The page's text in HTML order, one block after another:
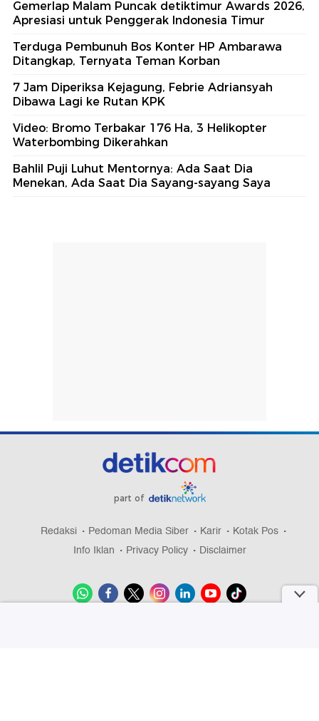
Gemerlap Malam Puncak detiktimur Awards 2026,
Apresiasi untuk Penggerak Indonesia Timur
Terduga Pembunuh Bos Konter HP Ambarawa
Ditangkap, Ternyata Teman Korban
7 Jam Diperiksa Kejagung, Febrie Adriansyah
Dibawa Lagi ke Rutan KPK
Video: Bromo Terbakar 176 Ha, 3 Helikopter
Waterbombing Dikerahkan
Bahlil Puji Luhut Mentornya: Ada Saat Dia
Menekan, Ada Saat Dia Sayang-sayang Saya
part of
Redaksi Pedoman Media Siber Karir
Kotak Pos
Info Iklan
Privacy Policy Disclaimer